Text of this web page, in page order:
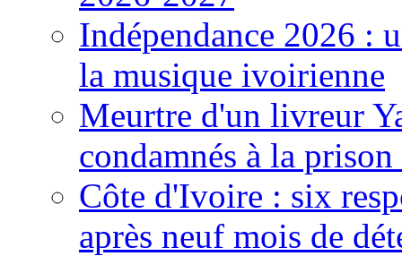
Indépendance 2026 :
la musique ivoirienne
Meurtre d'un livreur
condamnés à la
Côte d'Ivoire : six
après neuf mois de